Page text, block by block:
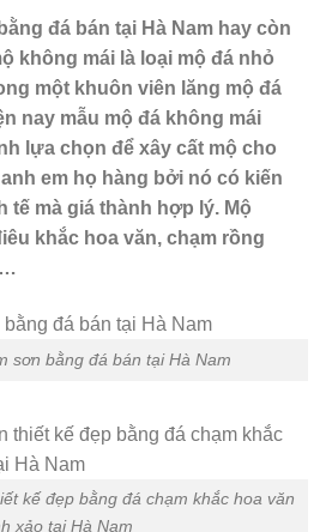
đá bán tại Hà Nam hay còn
không mái là loại mộ đá nhỏ
một khuôn viên lăng mộ đá
nay mẫu mộ đá không mái
lựa chọn để xây cất mộ cho
em họ hàng bởi nó có kiến
tế mà giá thành hợp lý. Mộ
khắc hoa văn, chạm rồng
sơn bằng đá bán tại Hà Nam
kế đẹp bằng đá chạm khắc hoa văn
xảo tại Hà Nam